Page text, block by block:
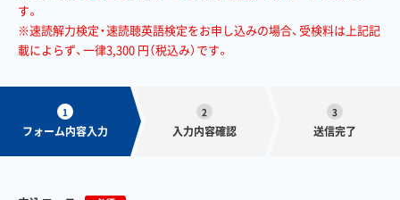
す。
※速読解力検定・速読聴英語検定をお申し込みの場合、受検料は上記記
載によらず、一律3,300 円（税込み）です。
1
フォーム内容入力
2
入力内容確認
3
送信完了